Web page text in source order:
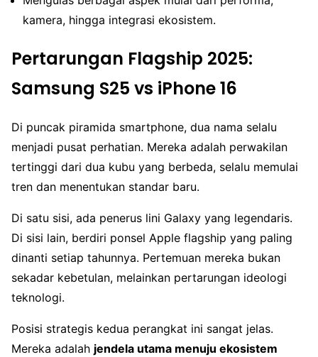
kamera, hingga integrasi ekosistem.
Pertarungan Flagship 2025:
Samsung S25 vs iPhone 16
Di puncak piramida smartphone, dua nama selalu
menjadi pusat perhatian. Mereka adalah perwakilan
tertinggi dari dua kubu yang berbeda, selalu memulai
tren dan menentukan standar baru.
Di satu sisi, ada penerus lini Galaxy yang legendaris.
Di sisi lain, berdiri ponsel Apple flagship yang paling
dinanti setiap tahunnya. Pertemuan mereka bukan
sekadar kebetulan, melainkan pertarungan ideologi
teknologi.
Posisi strategis kedua perangkat ini sangat jelas.
Mereka adalah jendela utama menuju ekosistem